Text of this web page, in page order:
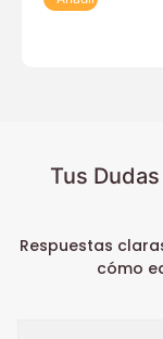
Tus
Respuestas
cómo